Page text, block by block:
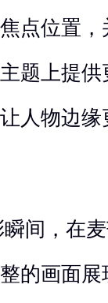
点位置
题上提
人物边
间，在
的画面